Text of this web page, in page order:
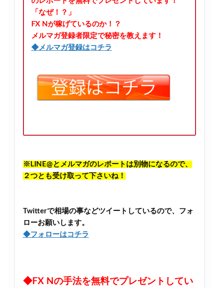
「なぜ！？」
FX Nが稼げているのか！？
メルマガ登録者限定で秘密を教えます！
◆メルマガ登録はコチラ
※LINE@とメルマガのレポートは別物になるので、
２つとも受け取って下さいね！
Twitterで相場の事などツイートしているので、フォ
ローお願いします。
◆フォローはコチラ
◆FX Nの手法を無料でプレゼントしてい